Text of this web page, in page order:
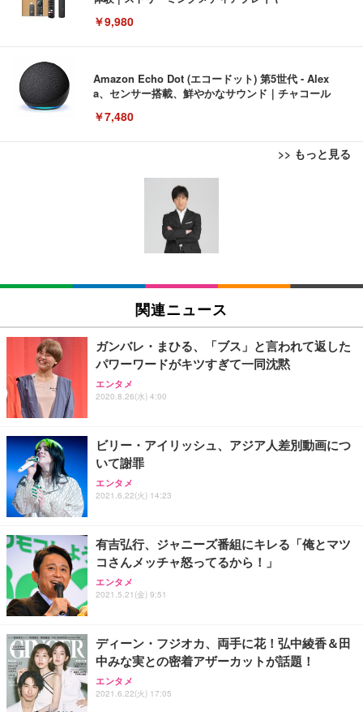
￥9,980
Amazon Echo Dot (エコードット) 第5世代 - Alex
a、センサー搭載、鮮やかなサウンド｜チャコール
￥7,480
>> もっと見る
[EdoErgo] オフィスチェア 椅子 テレワーク 疲れな
い 跳ね上げ式アームレスト コンパクト 約105度ロッ
キング pc 事務椅子 360度回転 座面昇降 強化ナイロ
ン樹脂ベース 通気性メッシュ 在宅ワーク H-WY01
(黒網+黒枠+黒足)
SIHOO B100 オフィスチェア／デスクチェア メッシ
ュチェア 人間工学 疲れない ブラック
￥27,999
Sezlife オフィスチェア デスクチェア 疲れない テレ
ワーク チェア 強化バックレスト 30度ロッキング機
能 人間工学 椅子 腰サポート 90度跳ね上げ式アーム
務用 おしゃれ パソコンチェア (ブラック)
Sezlife オフィスチェア デスクチェア 疲れない テレ
ワーク チェア 強化バックレスト 30度ロッキング機
能 人間工学 椅子 腰サポート 90度跳ね上げ式アーム
務用 おしゃれ パソコンチェア (ホワイト)
ANDWINT オフィスチェア デスクチェア 肘なし メ
ッシュ 通気性 ランバーサポート付き 腰サポート ガ
ス圧無段階昇降 360度回転 キャスター付き コンパク
EIZO ビジネス向けプレミアムモニター | FlexScan
EV3240X-WT | 31.5型4K UHD・USB Type-C・ホワ
EIZO ビジネス向けプレミアムモニター | FlexScan
￥109,572
【純正品】27"ゲーミングモニター DualSense 充電
フック付き（CFI-ZDM1J）
【整備済み品】Dell E2724HS 27インチ 液晶モニタ
ー フルHD（1920×1080）VA 非光沢 HDMI/DisplayP
ort/VGA スピーカー内蔵 高さ調整 スイベル VESA対
【MiniLED/24.5inch/280Hz/FHD】GRAPHT THE S
HOOTER Gaming Monitor 24” Essential ゲーミン
グモニター QD 24.5インチ 1ms FHD 量子ドット 残
Amazonベーシック ペットシーツ 薄型 レギュラー 1
回使い捨て 無香料 ホワイト 300枚
Amazonベーシック ペットシーツ 厚型 ワイド 42枚
x2袋(84枚) ホワイト(吸収面:ライトブルー)
￥3,234
ネオ・ルーライフ ネオ・オムツ L 中型犬用 26枚入
り 単品
Smart Basic(スマートベーシック) 【Amazon.co.jp
限定】 Smart Basic アイリスオーヤマ ペットシーツ
超厚型 お徳用 ワイド 100枚入 (x 1) (ケース販売)
アイリスオーヤマ ペットシーツ 超厚型 お徳用 レギ
ュラー 200枚入【Amazon.co.jp限定】
関連ニュース
ガンバレ・まひる、「ブス」と言われて返した
パワーワードがキツすぎて一同沈黙
エンタメ
2020.8.26(水) 4:00
ビリー・アイリッシュ、アジア人差別動画につ
いて謝罪
エンタメ
2021.6.22(火) 14:23
有吉弘行、ジャニーズ番組にキレる「俺とマツ
コさんメッチャ怒ってるから！」
エンタメ
2021.5.21(金) 9:51
ディーン・フジオカ、両手に花！弘中綾香＆田
中みな実との密着アザーカットが話題！
エンタメ
2021.6.22(火) 17:05